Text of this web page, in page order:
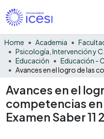
Home Academia
Educación
Educación -
Avances en el
competencias en
Examen Saber 11